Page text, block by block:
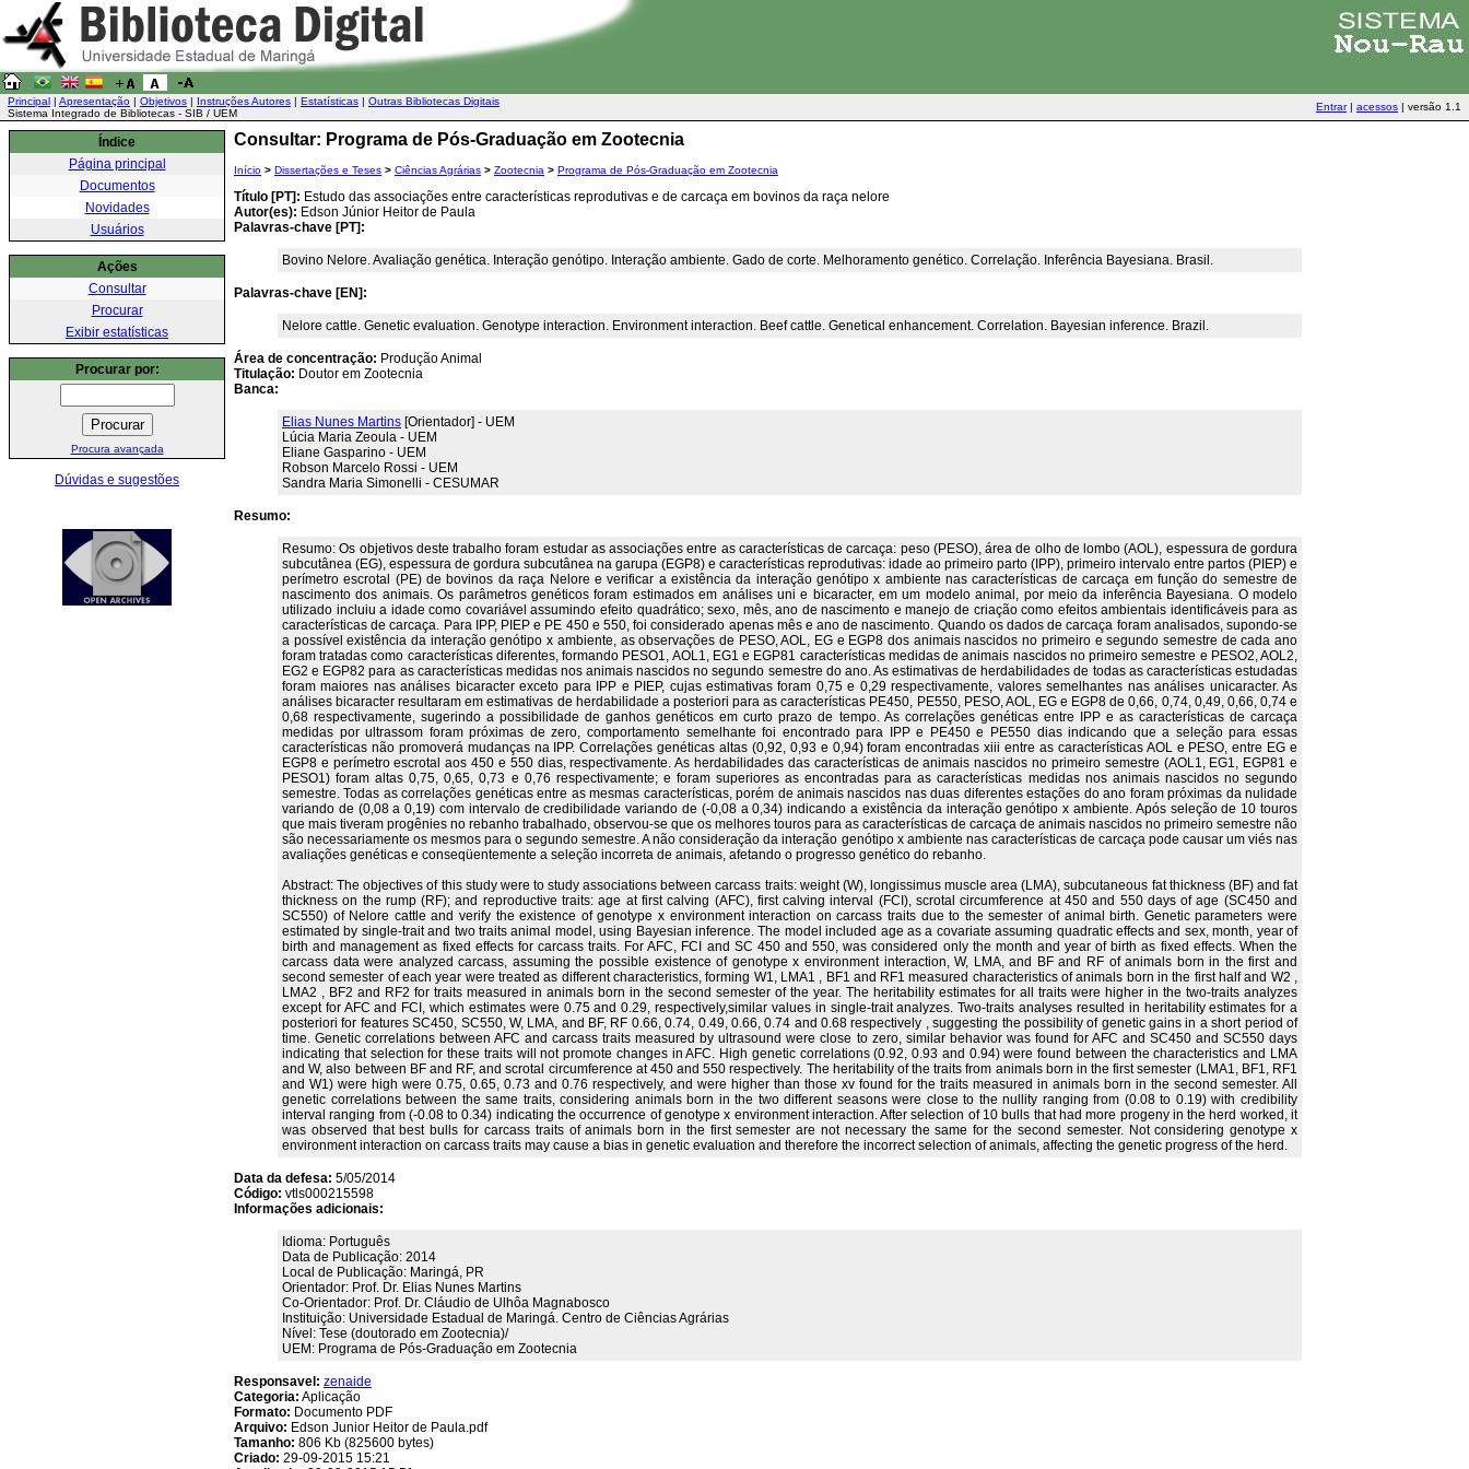
Principal | Apresentação | Objetivos | Instruções Autores | Estatísticas | Outras Bibliotecas Digitais
Sistema Integrado de Bibliotecas - SIB / UEM
Entrar| acessos | versão 1.1
Índice
Página principal
Documentos
Novidades
Usuários
Ações
Consultar
Procurar
Exibir estatísticas
Procurar por:
Procura avançada
Dúvidas e sugestões
Consultar: Programa de Pós-Graduação em Zootecnia
Início > Dissertações e Teses > Ciências Agrárias > Zootecnia > Programa de Pós-Graduação em Zootecnia
Título [PT]: Estudo das associações entre características reprodutivas e de carcaça em bovinos da raça nelore
Autor(es): Edson Júnior Heitor de Paula
Palavras-chave [PT]:
Bovino Nelore. Avaliação genética. Interação genótipo. Interação ambiente. Gado de corte. Melhoramento genético. Correlação. Inferência Bayesiana. Brasil.
Palavras-chave [EN]:
Nelore cattle. Genetic evaluation. Genotype interaction. Environment interaction. Beef cattle. Genetical enhancement. Correlation. Bayesian inference. Brazil.
Área de concentração: Produção Animal
Titulação: Doutor em Zootecnia
Banca:
Elias Nunes Martins [Orientador] - UEM
Lúcia Maria Zeoula - UEM
Eliane Gasparino - UEM
Robson Marcelo Rossi - UEM
Sandra Maria Simonelli - CESUMAR
Resumo:
Resumo: Os objetivos deste trabalho foram estudar as associações entre as características de carcaça: peso (PESO), área de olho de lombo (AOL), espessura de gordura
subcutânea (EG), espessura de gordura subcutânea na garupa (EGP8) e características reprodutivas: idade ao primeiro parto (IPP), primeiro intervalo entre partos (PIEP) e
perímetro escrotal (PE) de bovinos da raça Nelore e verificar a existência da interação genótipo x ambiente nas características de carcaça em função do semestre de
nascimento dos animais. Os parâmetros genéticos foram estimados em análises uni e bicaracter, em um modelo animal, por meio da inferência Bayesiana. O modelo
utilizado incluiu a idade como covariável assumindo efeito quadrático; sexo, mês, ano de nascimento e manejo de criação como efeitos ambientais identificáveis para as
características de carcaça. Para IPP, PIEP e PE 450 e 550, foi considerado apenas mês e ano de nascimento. Quando os dados de carcaça foram analisados, supondo-se
a possível existência da interação genótipo x ambiente, as observações de PESO, AOL, EG e EGP8 dos animais nascidos no primeiro e segundo semestre de cada ano
foram tratadas como características diferentes, formando PESO1, AOL1, EG1 e EGP81 características medidas de animais nascidos no primeiro semestre e PESO2, AOL2,
EG2 e EGP82 para as características medidas nos animais nascidos no segundo semestre do ano. As estimativas de herdabilidades de todas as características estudadas
foram maiores nas análises bicaracter exceto para IPP e PIEP, cujas estimativas foram 0,75 e 0,29 respectivamente, valores semelhantes nas análises unicaracter. As
análises bicaracter resultaram em estimativas de herdabilidade a posteriori para as características PE450, PE550, PESO, AOL, EG e EGP8 de 0,66, 0,74, 0,49, 0,66, 0,74 e
0,68 respectivamente, sugerindo a possibilidade de ganhos genéticos em curto prazo de tempo. As correlações genéticas entre IPP e as características de carcaça
medidas por ultrassom foram próximas de zero, comportamento semelhante foi encontrado para IPP e PE450 e PE550 dias indicando que a seleção para essas
características não promoverá mudanças na IPP. Correlações genéticas altas (0,92, 0,93 e 0,94) foram encontradas xiii entre as características AOL e PESO, entre EG e
EGP8 e perímetro escrotal aos 450 e 550 dias, respectivamente. As herdabilidades das características de animais nascidos no primeiro semestre (AOL1, EG1, EGP81 e
PESO1) foram altas 0,75, 0,65, 0,73 e 0,76 respectivamente; e foram superiores as encontradas para as características medidas nos animais nascidos no segundo
semestre. Todas as correlações genéticas entre as mesmas características, porém de animais nascidos nas duas diferentes estações do ano foram próximas da nulidade
variando de (0,08 a 0,19) com intervalo de credibilidade variando de (-0,08 a 0,34) indicando a existência da interação genótipo x ambiente. Após seleção de 10 touros
que mais tiveram progênies no rebanho trabalhado, observou-se que os melhores touros para as características de carcaça de animais nascidos no primeiro semestre não
são necessariamente os mesmos para o segundo semestre. A não consideração da interação genótipo x ambiente nas características de carcaça pode causar um viés nas
avaliações genéticas e conseqüentemente a seleção incorreta de animais, afetando o progresso genético do rebanho.
Abstract: The objectives of this study were to study associations between carcass traits: weight (W), longissimus muscle area (LMA), subcutaneous fat thickness (BF) and fat
thickness on the rump (RF); and reproductive traits: age at first calving (AFC), first calving interval (FCI), scrotal circumference at 450 and 550 days of age (SC450 and
SC550) of Nelore cattle and verify the existence of genotype x environment interaction on carcass traits due to the semester of animal birth. Genetic parameters were
estimated by single-trait and two traits animal model, using Bayesian inference. The model included age as a covariate assuming quadratic effects and sex, month, year of
birth and management as fixed effects for carcass traits. For AFC, FCI and SC 450 and 550, was considered only the month and year of birth as fixed effects. When the
carcass data were analyzed carcass, assuming the possible existence of genotype x environment interaction, W, LMA, and BF and RF of animals born in the first and
second semester of each year were treated as different characteristics, forming W1, LMA1 , BF1 and RF1 measured characteristics of animals born in the first half and W2 ,
LMA2 , BF2 and RF2 for traits measured in animals born in the second semester of the year. The heritability estimates for all traits were higher in the two-traits analyzes
except for AFC and FCI, which estimates were 0.75 and 0.29, respectively,similar values in single-trait analyzes. Two-traits analyses resulted in heritability estimates for a
posteriori for features SC450, SC550, W, LMA, and BF, RF 0.66, 0.74, 0.49, 0.66, 0.74 and 0.68 respectively , suggesting the possibility of genetic gains in a short period of
time. Genetic correlations between AFC and carcass traits measured by ultrasound were close to zero, similar behavior was found for AFC and SC450 and SC550 days
indicating that selection for these traits will not promote changes in AFC. High genetic correlations (0.92, 0.93 and 0.94) were found between the characteristics and LMA
and W, also between BF and RF, and scrotal circumference at 450 and 550 respectively. The heritability of the traits from animals born in the first semester (LMA1, BF1, RF1
and W1) were high were 0.75, 0.65, 0.73 and 0.76 respectively, and were higher than those xv found for the traits measured in animals born in the second semester. All
genetic correlations between the same traits, considering animals born in the two different seasons were close to the nullity ranging from (0.08 to 0.19) with credibility
interval ranging from (-0.08 to 0.34) indicating the occurrence of genotype x environment interaction. After selection of 10 bulls that had more progeny in the herd worked, it
was observed that best bulls for carcass traits of animals born in the first semester are not necessary the same for the second semester. Not considering genotype x
environment interaction on carcass traits may cause a bias in genetic evaluation and therefore the incorrect selection of animals, affecting the genetic progress of the herd.
Data da defesa: 5/05/2014
Código: vtls000215598
Informações adicionais:
Idioma: Português
Data de Publicação: 2014
Local de Publicação: Maringá, PR
Orientador: Prof. Dr. Elias Nunes Martins
Co-Orientador: Prof. Dr. Cláudio de Ulhôa Magnabosco
Instituição: Universidade Estadual de Maringá. Centro de Ciências Agrárias
Nível: Tese (doutorado em Zootecnia)/
UEM: Programa de Pós-Graduação em Zootecnia
Responsavel: zenaide
Categoria: Aplicação
Formato: Documento PDF
Arquivo: Edson Junior Heitor de Paula.pdf
Tamanho: 806 Kb (825600 bytes)
Criado: 29-09-2015 15:21